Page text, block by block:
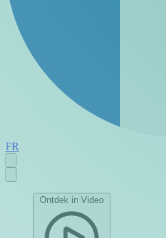
FR
Ontdek in Video